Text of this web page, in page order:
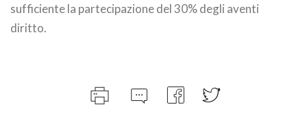
sufficiente la partecipazione del 30% degli aventi
diritto.